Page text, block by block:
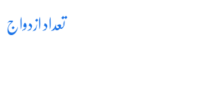
تعداد ازدواج